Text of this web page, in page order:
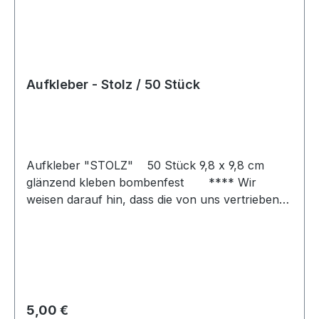
Aufkleber - Stolz / 50 Stück
Aufkleber "STOLZ" 50 Stück 9,8 x 9,8 cm
glänzend kleben bombenfest **** Wir
weisen darauf hin, dass die von uns vertriebenen
dar. Wir übernehmen keine Verantwortung für
Regulärer Preis:
5,00 €